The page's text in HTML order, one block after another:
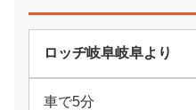
ロッヂ岐阜岐阜より
車で5分